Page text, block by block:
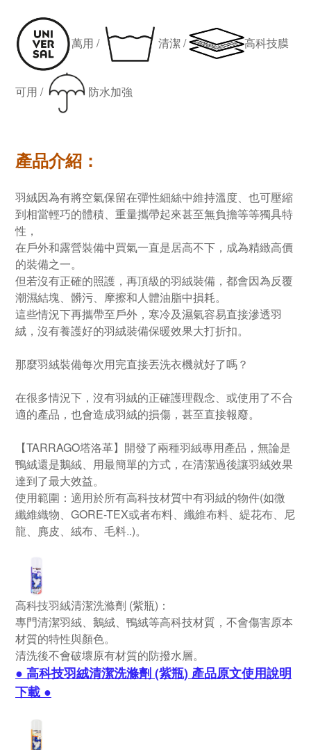
萬用 / 清潔 / 高科技膜
可用 / 防水加強
產品介紹：
羽絨因為有將空氣保留在彈性細絲中維持溫度、也可壓縮
到相當輕巧的體積、重量攜帶起來甚至無負擔等等獨具特
性，
在戶外和露營裝備中買氣一直是居高不下，成為精緻高價
的裝備之一。
但若沒有正確的照護，再頂級的羽絨裝備，都會因為反覆
潮濕結塊、髒污、摩擦和人體油脂中損耗。
這些情況下再攜帶至戶外，寒冷及濕氣容易直接滲透羽
絨，沒有養護好的羽絨裝備保暖效果大打折扣。
那麼羽絨裝備每次用完直接丟洗衣機就好了嗎？
在很多情況下，沒有羽絨的正確護理觀念、或使用了不合
適的產品，也會造成羽絨的損傷，甚至直接報廢。
【TARRAGO塔洛革】開發了兩種羽絨專用產品，無論是
鴨絨還是鵝絨、用最簡單的方式，在清潔過後讓羽絨效果
達到了最大效益。
使用範圍：適用於所有高科技材質中有羽絨的物件(如微
纖維織物、GORE-TEX或者布料、纖維布料、緹花布、尼
龍、麂皮、絨布、毛料..)。
高科技羽絨清潔洗滌劑 (紫瓶)：
專門清潔羽絨、鵝絨、鴨絨等高科技材質，不會傷害原本
材質的特性與顏色。
清洗後不會破壞原有材質的防撥水層。
● 高科技羽絨清潔洗滌劑 (紫瓶) 產品原文使用說明
下載 ●